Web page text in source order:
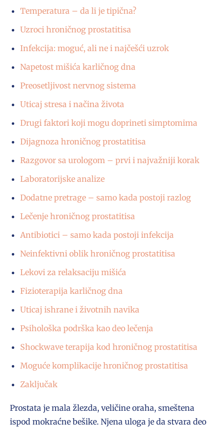
Temperatura – da li je tipična?
Uzroci hroničnog prostatitisa
Infekcija: moguć, ali ne i najčešći uzrok
Napetost mišića karličnog dna
Preosetljivost nervnog sistema
Uticaj stresa i načina života
Drugi faktori koji mogu doprineti simptomima
Dijagnoza hroničnog prostatitisa
Razgovor sa urologom – prvi i najvažniji korak
Laboratorijske analize
Dodatne pretrage – samo kada postoji razlog
Lečenje hroničnog prostatitisa
Antibiotici – samo kada postoji infekcija
Neinfektivni oblik hroničnog prostatitisa
Lekovi za relaksaciju mišića
Fizioterapija karličnog dna
Uticaj ishrane i životnih navika
Psihološka podrška kao deo lečenja
Shockwave terapija kod hroničnog prostatitisa
Moguće komplikacije hroničnog prostatitisa
Zaključak
Prostata je mala žlezda, veličine oraha, smeštena
ispod mokraćne bešike. Njena uloga je da stvara deo